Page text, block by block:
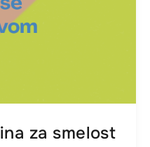
za smelost